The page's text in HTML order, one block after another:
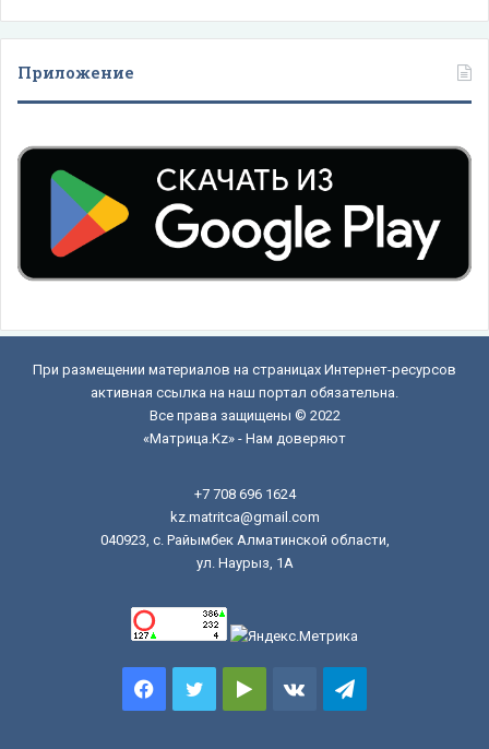
Приложение
При размещении материалов на страницах Интернет-ресурсов
активная ссылка на наш портал обязательна.
Все права защищены © 2022
«Матрица.Kz» - Нам доверяют
+7 708 696 1624
kz.matritca@gmail.com
040923, с. Райымбек Алматинской области,
ул. Наурыз, 1А
FacebookTwitterGoogle vk.comTelegram